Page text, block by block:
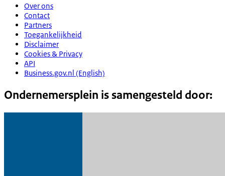
Over ons
Contact
Partners
Toegankelijkheid
Disclaimer
Cookies & Privacy
API
Business.gov.nl (English)
Ondernemersplein is samengesteld door: